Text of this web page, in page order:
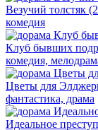
Везучий толстяк
комедия
Клуб бывших
комедия,
Цветы для
фантастика, драма
Идеальное